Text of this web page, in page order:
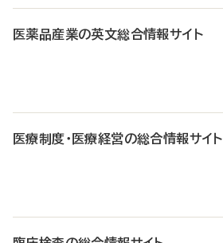
医薬品産業の英文総合情報サイト
医療制度・医療経営の総合情報サイト